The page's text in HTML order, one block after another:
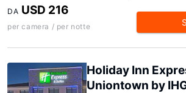
DA USD 216
per camera / per notte
Holiday Inn
Uniontown by